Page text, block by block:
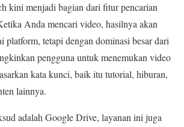
kini menjadi bagian dari fitur pencarian
Anda mencari video, hasilnya akan
platform, tetapi dengan dominasi besar dari
pengguna untuk menemukan video
kata kunci, baik itu tutorial, hiburan,
lainnya.
adalah Google Drive, layanan ini juga